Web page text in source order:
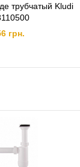
трубчатый Kludi
грн.